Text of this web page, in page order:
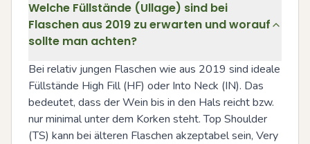
Welche Füllstände (Ullage) sind bei
Flaschen aus 2019 zu erwarten und worauf
sollte man achten?
Bei relativ jungen Flaschen wie aus 2019 sind ideale
Füllstände High Fill (HF) oder Into Neck (IN). Das
bedeutet, dass der Wein bis in den Hals reicht bzw.
nur minimal unter dem Korken steht. Top Shoulder
(TS) kann bei älteren Flaschen akzeptabel sein, Very